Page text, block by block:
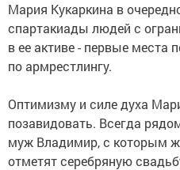
Мария Кукаркина в
спартакиады людей с
в ее активе - первые места
по армрестлингу.
Оптимизму и силе духа
позавидовать. Всегда
муж Владимир, с которым
отметят серебряную